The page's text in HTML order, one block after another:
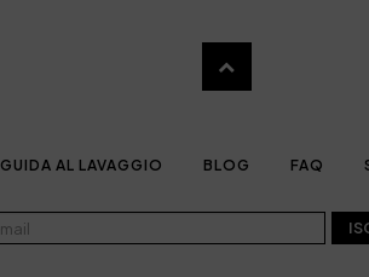
GUIDA AL LAVAGGIO BLOG FAQ